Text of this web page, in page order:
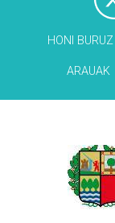
HONI BURUZ
ARAUAK